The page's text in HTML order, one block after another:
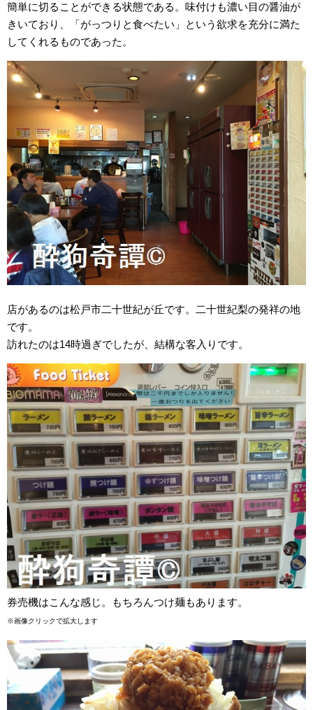
簡単に切ることができる状態である。味付けも濃い目の醤油が
きいており、「がっつりと食べたい」という欲求を充分に満た
してくれるものであった。
店があるのは松戸市二十世紀が丘です。二十世紀梨の発祥の地
です。
訪れたのは14時過ぎでしたが、結構な客入りです。
券売機はこんな感じ。もちろんつけ麺もあります。
※画像クリックで拡大します